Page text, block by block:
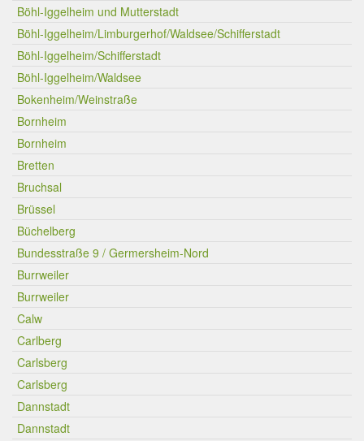
Böhl-Iggelheim und Mutterstadt
Böhl-Iggelheim/Limburgerhof/Waldsee/Schifferstadt
Böhl-Iggelheim/Schifferstadt
Böhl-Iggelheim/Waldsee
Bokenheim/Weinstraße
Bornheim
Bornheim
Bretten
Bruchsal
Brüssel
Büchelberg
Bundesstraße 9 / Germersheim-Nord
Burrweiler
Burrweiler
Calw
Carlberg
Carlsberg
Carlsberg
Dannstadt
Dannstadt